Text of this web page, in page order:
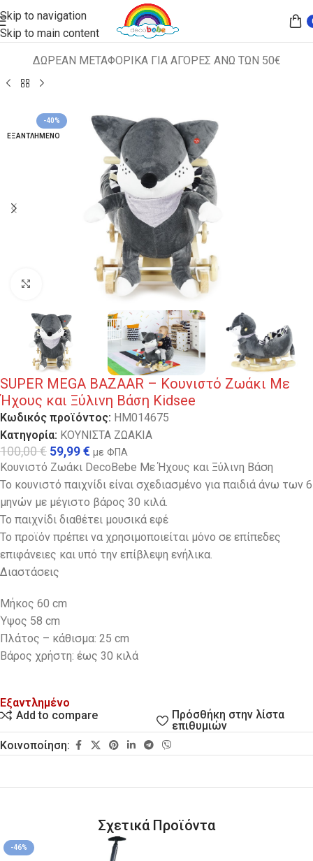
Skip to navigation
Skip to main content
ΔΩΡΕΑΝ ΜΕΤΑΦΟΡΙΚΑ ΓΙΑ ΑΓΟΡΕΣ ΑΝΩ ΤΩΝ 50€
Αρχική σελίδα ΠΑΙΔΙΚΑ ΚΑΘΙΣΜΑΤΑ ΚΟΥΝΙΣΤΑ ΖΩΑΚΙΑ
-40%
ΕΞΑΝΤΛΗΜΈΝΟ
Κλικ για μεγέθυνση
SUPER MEGA BAZAAR – Κουνιστό Ζωάκι Με
Ήχους και Ξύλινη Βάση Kidsee
Κωδικός προϊόντος: HM014675
Κατηγορία: ΚΟΥΝΙΣΤΑ ΖΩΑΚΙΑ
100,00€ 59,99€ με ΦΠΑ
Κουνιστό Ζωάκι DecoBebe Με Ήχους και Ξύλινη Βάση
Το κουνιστό παιχνίδι είναι σχεδιασμένο για παιδιά άνω των 6
μηνών με μέγιστο βάρος 30 κιλά.
Το παιχνίδι διαθέτει μουσικά εφέ
Το προϊόν πρέπει να χρησιμοποιείται μόνο σε επίπεδες
επιφάνειες και υπό την επίβλεψη ενήλικα.
Διαστάσεις
Mήκος 60 cm
Ύψος 58 cm
Πλάτος – κάθισμα: 25 cm
Βάρος χρήστη: έως 30 κιλά
Εξαντλημένο
Add to compare
Πρόσθήκη στην λίστα
επιθυμιών
Κοινοποίηση:
Σχετικά Προϊόντα
-46%